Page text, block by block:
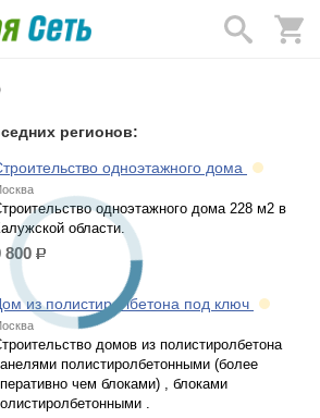
регионов:
одноэтажного дома
одноэтажного дома 228 м2 в
области.
800 р.
из полистиролбетона под ключ
домов из полистиролбетона
полистиролбетонными (более
чем блоками) , блоками
.